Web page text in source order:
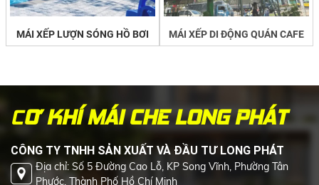
MÁI XẾP LƯỢN SÓNG HỒ BƠI MÁI XẾP DI ĐỘNG QUÁN CAFE
CƠ KHÍ MÁI CHE LONG PHÁT
CÔNG TY TNHH SẢN XUẤT VÀ ĐẦU TƯ LONG PHÁT
Địa chỉ: Số 5 Đường Cao Lỗ, KP Song Vĩnh, Phường Tân
Phước, Thành Phố Hồ Chí Minh